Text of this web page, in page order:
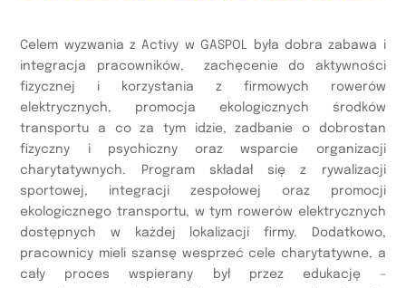
Celem wyzwania z Activy w GASPOL była dobra zabawa i
integracja pracowników, zachęcenie do aktywności
fizycznej i korzystania z firmowych rowerów
elektrycznych, promocja ekologicznych środków
transportu a co za tym idzie, zadbanie o dobrostan
fizyczny i psychiczny oraz wsparcie organizacji
charytatywnych. Program składał się z rywalizacji
sportowej, integracji zespołowej oraz promocji
ekologicznego transportu, w tym rowerów elektrycznych
dostępnych w każdej lokalizacji firmy. Dodatkowo,
pracownicy mieli szansę wesprzeć cele charytatywne, a
cały proces wspierany był przez edukację –